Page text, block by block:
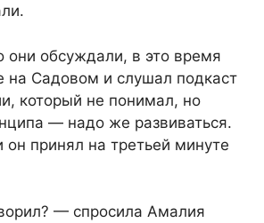
они обсуждали, в это время
на Садовом и слушал подкаст
который не понимал, но
— надо же развиваться.
он принял на третьей минуте
— спросила Амалия